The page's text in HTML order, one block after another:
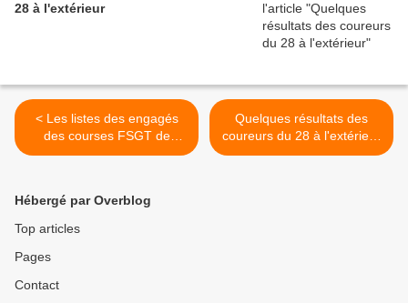
28 à l'extérieur
< Les listes des engagés
des courses FSGT de
Chérisy du dimanche 9
Quelques résultats des
coureurs du 28 à l'extérieur
>
Hébergé par Overblog
Top articles
Pages
Contact